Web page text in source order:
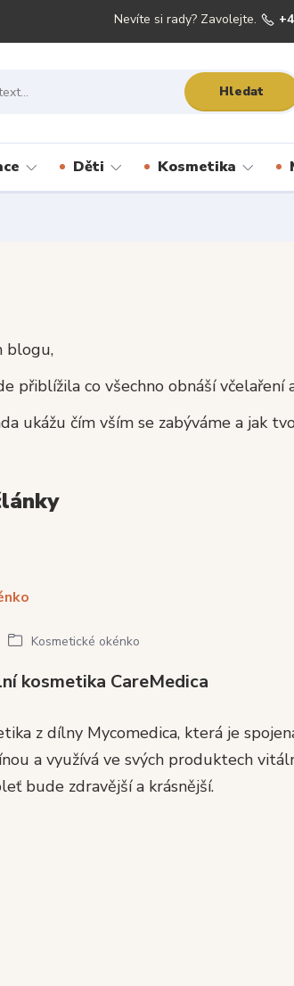
Hledat
Nevíte si rady? Zavolejte.
Děti Kosmetika
blogu,
přiblížila co všechno obnáší
ukážu čím vším se zabýváme a jak
kosmetika CareMedica
Kosmetické okénko
z dílny Mycomedica, která je
a využívá ve svých produktech
bude zdravější a krásnější.